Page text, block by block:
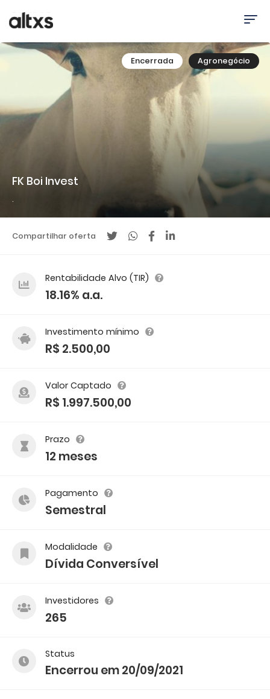
FK Boi Invest
.
Encerrada Agronegócio
Compartilhar oferta
Rentabilidade Alvo (TIR)
18.16% a.a.
Investimento mínimo
R$ 2.500,00
Valor Captado
R$ 1.997.500,00
Prazo
12 meses
Pagamento
Semestral
Modalidade
Dívida Conversível
Investidores
265
Status
Encerrou em 20/09/2021